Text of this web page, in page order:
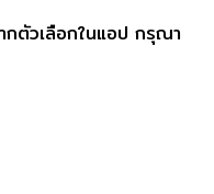
กตัวเลือกในแอป กรุณา